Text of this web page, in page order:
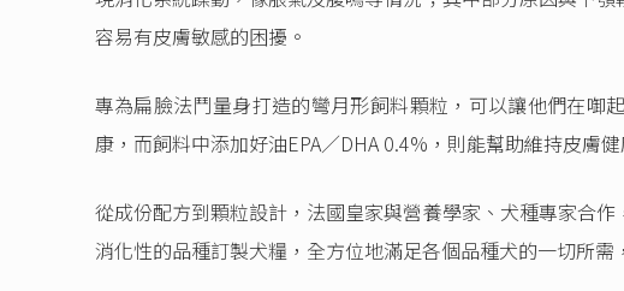
容易有皮膚敏感的困擾。
專為扁臉法鬥量身打造的彎月形飼料顆粒，可以讓他們在啣
康，而飼料中添加好油EPA／DHA 0.4%，則能幫助維持皮膚健
從成份配方到顆粒設計，法國皇家與營養學家、犬種專家合
消化性的品種訂製犬糧，全方位地滿足各個品種犬的一切所